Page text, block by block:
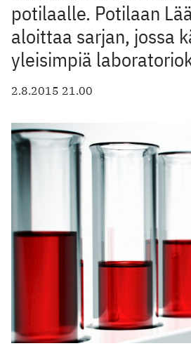
potilaalle. Potilaan
aloittaa sarjan, jossa
yleisimpiä
2.8.2015 21.00